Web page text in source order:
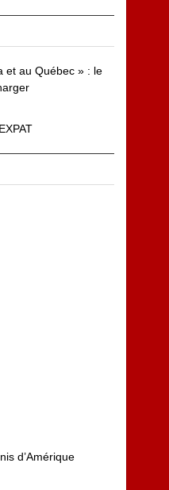
et au Québec » : le
d’Amérique